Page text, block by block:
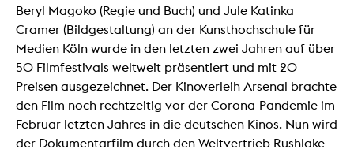
Beryl Magoko (Regie und Buch) und Jule Katinka
Cramer (Bildgestaltung) an der Kunsthochschule für
Medien Köln wurde in den letzten zwei Jahren auf über
50 Filmfestivals weltweit präsentiert und mit 20
Preisen ausgezeichnet. Der Kinoverleih Arsenal brachte
den Film noch rechtzeitig vor der Corona-Pandemie im
Februar letzten Jahres in die deutschen Kinos. Nun wird
der Dokumentarfilm durch den Weltvertrieb Rushlake